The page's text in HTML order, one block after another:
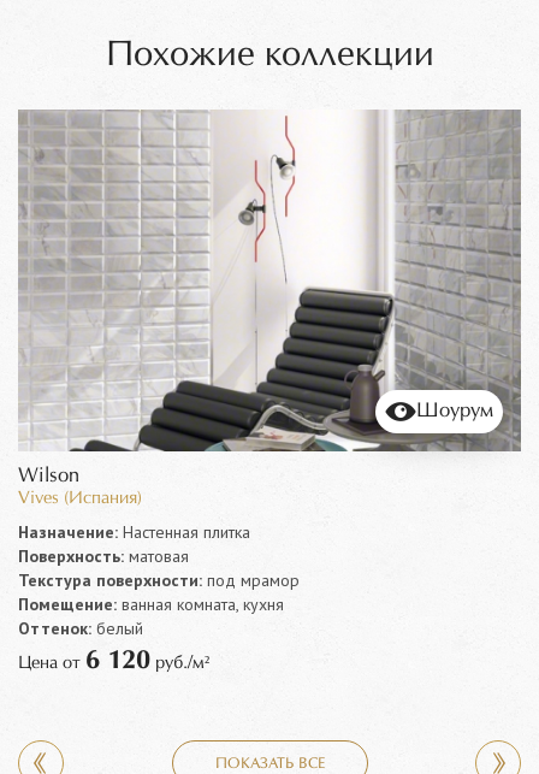
Похожие коллекции
Шоурум
Wilson
Vives (Испания)
Назначение: Настенная плитка
Поверхность: матовая
Текстура поверхности: под мрамор
Помещение: ванная комната, кухня
Оттенок: белый
Цена от 6 120 руб./м²
ПОКАЗАТЬ ВСЕ